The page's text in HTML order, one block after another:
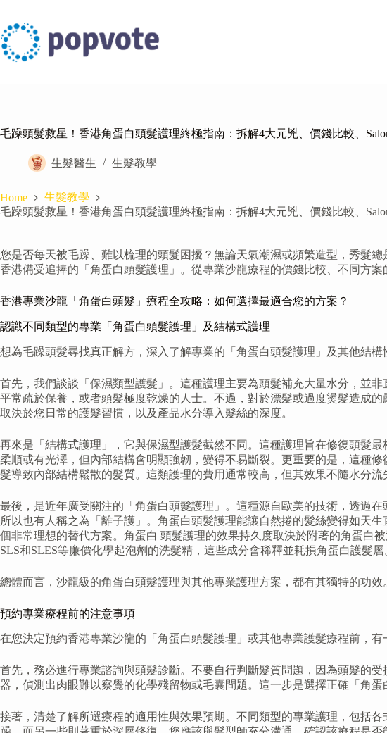
content
毛躁頭髮救星！香港角蛋白頭髮護理終極指南：拆解4大元兇、價錢比較、
生髮醫生 生髮教學
Home
生髮教學
毛躁頭髮救星！香港角蛋白頭髮護理終極指南：拆解4大元兇、價錢比較、
您是否每天被毛躁、難以梳理的頭髮困擾？無論天氣潮濕或頻繁造型，秀髮
香港備受追捧的「角蛋白頭髮護理」。從專業沙龍療程的價錢比較、不同方
香港專業沙龍「角蛋白頭髮」療程全攻略：如何選擇最適合您的方案？
認識不同類型的專業「角蛋白頭髮護理」及結構式護理
想為毛躁頭髮尋找真正解方，深入了解專業的「角蛋白頭髮護理」及其他結
首先，我們談談「保濕類型護髮」。這種護理主要為頭髮補充大量水分，並
平常疏於保養，或者頭髮極度乾燥的人士。不過，對於漂髮或過度燙髮造成
取決於您日常的護髮習慣，以及產品水分導入髮絲的深度。
再來是「結構式護理」，它與保濕型護髮截然不同。這種護理旨在修復頭髮
柔順或有光澤，但內部結構會明顯強韌，變得不易斷裂。更重要的是，這種
髮導致內部結構鬆散的髮質。這類護理的費用通常較高，但其效果不隨水分
最後，是近年廣受關注的「角蛋白頭髮護理」。這種源自歐美的技術，透過
所以也有人稱之為「離子護」。角蛋白頭髮護理能讓自然捲的髮絲變得如天
個非常理想的替代方案。角蛋白 頭髮護理的效果持久度取決於附著的角蛋白
SLS和SLES等廉價化學起泡劑的洗髮精，這些成分會稀釋並耗損角蛋白護髮層
總體而言，沙龍級的角蛋白頭髮護理與其他專業護理方案，都有其獨特的功
預約專業療程前的注意事項
在您決定預約香港專業沙龍的「角蛋白頭髮護理」或其他專業護髮療程前，
首先，務必進行專業諮詢與頭髮診斷。不要自行判斷髮質問題，因為頭髮的
器，偵測出肉眼難以察覺的化學殘留物或毛囊問題。這一步是選擇正確「角
接著，清楚了解所選療程的適用性與效果預期。不同類型的專業護理，包括